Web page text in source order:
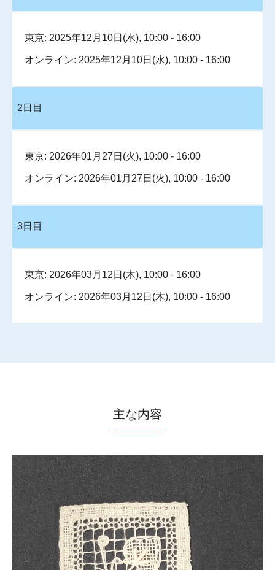
東京: 2025年12月10日(水), 10:00 - 16:00
オンライン: 2025年12月10日(水), 10:00 - 16:00
2日目
東京: 2026年01月27日(火), 10:00 - 16:00
オンライン: 2026年01月27日(火), 10:00 - 16:00
3日目
東京: 2026年03月12日(木), 10:00 - 16:00
オンライン: 2026年03月12日(木), 10:00 - 16:00
主な内容